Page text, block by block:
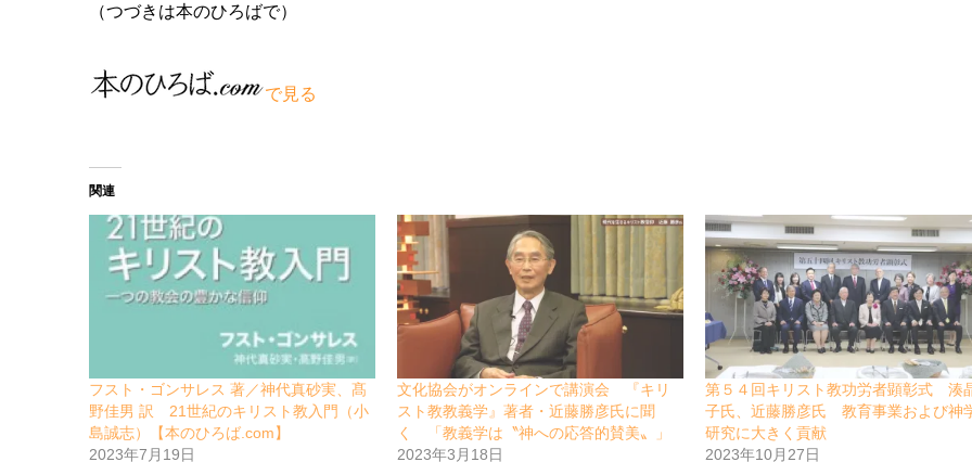
（つづきは本のひろばで）
で見る
関連
フスト・ゴンサレス 著／神代真砂実、髙
野佳男 訳 21世紀のキリスト教入門（小
島誠志）【本のひろば.com】
2023年7月19日
文化協会がオンラインで講演会 『キリ
スト教教義学』著者・近藤勝彦氏に聞
く 「教義学は〝神への応答的賛美〟」
2023年3月18日
第５４回キリスト教功労者顕彰式 湊
子氏、近藤勝彦氏 教育事業および神
研究に大きく貢献
2023年10月27日